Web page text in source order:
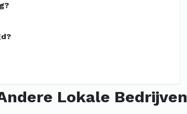
Lokale Bedrijven